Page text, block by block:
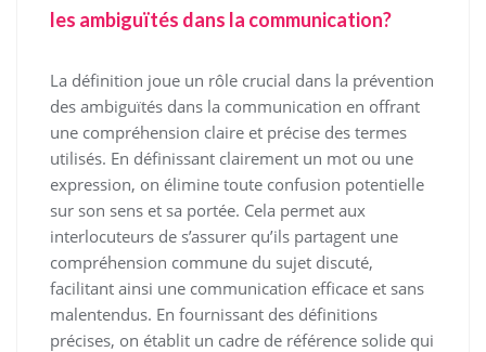
les ambiguïtés dans la communication?
La définition joue un rôle crucial dans la prévention
des ambiguïtés dans la communication en offrant
une compréhension claire et précise des termes
utilisés. En définissant clairement un mot ou une
expression, on élimine toute confusion potentielle
sur son sens et sa portée. Cela permet aux
interlocuteurs de s’assurer qu’ils partagent une
compréhension commune du sujet discuté,
facilitant ainsi une communication efficace et sans
malentendus. En fournissant des définitions
précises, on établit un cadre de référence solide qui